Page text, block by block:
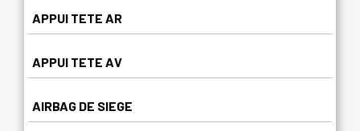
APPUI TETE AR
APPUI TETE AV
AIRBAG DE SIEGE